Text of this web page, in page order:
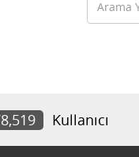
Kullanıcı